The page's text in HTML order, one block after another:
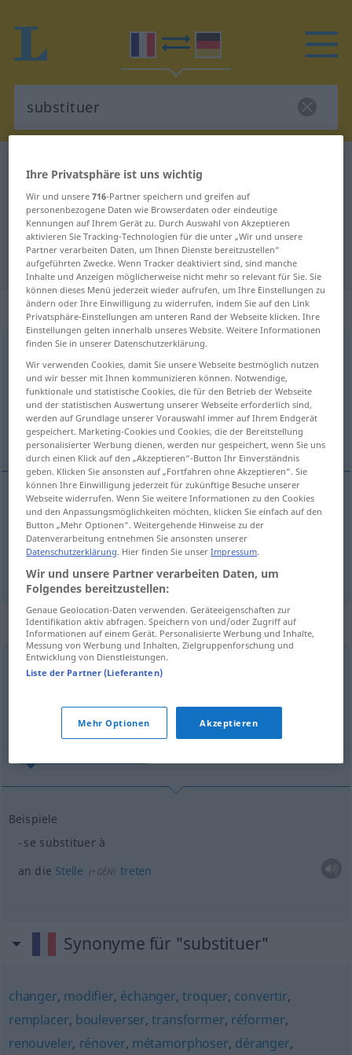
Französisch-Deutsch Wörterbuch
Französisch-Deutsch Übersetzung
für "substituer"
"substituer" Deutsch Übersetzung
„substituer“: verbe transitif
substituer [sypstitɥe]v/t
Übersicht aller Übersetzungen
(Für mehr Details die Übersetzung anklicken/antippen)
ersetzen
ersetzen(das Original durch eine Kopie)
substituer une copie à l’original
„substituer“: verbe pronominal
substituer [sypstitɥe] v/pr
Beispiele
se substituer à
an die Stelle (+GÉN) treten
Synonyme für "substituer"
changer, modifier, échanger,troquer, convertir,
remplacer, bouleverser,transformer, réformer,
renouveler, rénover, métamorphoser, déranger,
Ihre Privatsphäre ist uns wichtig
Wir und unsere716-Partner speichern und greifen auf
personenbezogene Daten wie Browserdaten oder eindeutige
Kennungen auf Ihrem Gerät zu. Durch Auswahl von Akzeptieren
aktivieren Sie Tracking-Technologien für die unter „Wir und unsere
Partner verarbeiten Daten, um Ihnen Dienste bereitzustellen“
aufgeführten Zwecke. Wenn Tracker deaktiviert sind, sind manche
Inhalte und Anzeigen möglicherweise nicht mehr so relevant für Sie. Sie
können dieses Menü jederzeit wieder aufrufen, um Ihre Einstellungen zu
ändern oder Ihre Einwilligung zu widerrufen, indem Sie auf den Link
Privatsphäre-Einstellungen am unteren Rand der Webseite klicken. Ihre
Einstellungen gelten innerhalb unseres Website. Weitere Informationen
finden Sie in unserer Datenschutzerklärung.
Wir verwenden Cookies, damit Sie unsere Webseite bestmöglich nutzen
und wir besser mit Ihnen kommunizieren können. Notwendige,
funktionale und statistische Cookies, die für den Betrieb der Webseite
und der statistischen Auswertung unserer Webseite erforderlich sind,
werden auf Grundlage unserer Vorauswahl immer auf Ihrem Endgerät
gespeichert. Marketing-Cookies und Cookies, die der Bereitstellung
personalisierter Werbung dienen, werden nur gespeichert, wenn Sie uns
durch einen Klick auf den „Akzeptieren“-Button Ihr Einverständnis
geben. Klicken Sie ansonsten auf „Fortfahren ohne Akzeptieren“. Sie
können Ihre Einwilligung jederzeit für zukünftige Besuche unserer
Webseite widerrufen. Wenn Sie weitere Informationen zu den Cookies
und den Anpassungsmöglichkeiten möchten, klicken Sie einfach auf den
Button „Mehr Optionen“. Weitergehende Hinweise zu der
Datenverarbeitung entnehmen Sie ansonsten unserer
Datenschutzerklärung. Hier finden Sie unserImpressum.
Wir und unsere Partner verarbeiten Daten, um
Folgendes bereitzustellen:
Genaue Geolocation-Daten verwenden. Geräteeigenschaften zur
Identifikation aktiv abfragen. Speichern von und/oder Zugriff auf
Informationen auf einem Gerät. Personalisierte Werbung und Inhalte,
Messung von Werbung und Inhalten, Zielgruppenforschung und
Entwicklung von Dienstleistungen.
Liste der Partner (Lieferanten)
Mehr Optionen Akzeptieren